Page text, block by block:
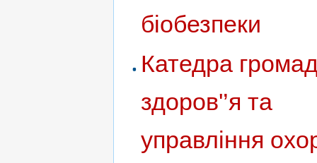
біобезпеки
Катедра
здоров'’я та
управління